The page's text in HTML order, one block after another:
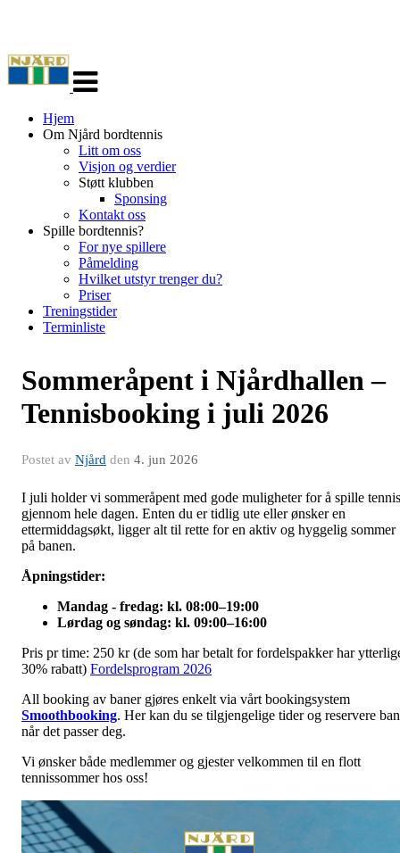
navigasjon
Hjem
Om Njård bordtennis
Litt om oss
Visjon og verdier
Støtt klubben
Sponsing
Kontakt oss
Spille bordtennis?
For nye spillere
Påmelding
Hvilket utstyr trenger du?
Priser
Treningstider
Terminliste
Sommeråpent i Njårdhallen –
Tennisbooking i juli 2026
Postet av Njård den 4. jun 2026
I juli holder vi sommeråpent med gode muligheter for å spille tennis
gjennom hele dagen. Enten du er tidlig ute eller ønsker en
ettermiddagsøkt, ligger alt til rette for en aktiv og hyggelig sommer
på banen.
Åpningstider:
Mandag - fredag: kl. 08:00–19:00
Lørdag og søndag: kl. 09:00–16:00
Pris pr time: 250 kr (de som har betalt for fordelspakker har
30% rabatt) Fordelsprogram 2026
All booking av baner gjøres enkelt via vårt bookingsystem
Smoothbooking. Her kan du se tilgjengelige tider og reservere
når det passer deg.
Vi ønsker både medlemmer og gjester velkommen til en flott
tennissommer hos oss!